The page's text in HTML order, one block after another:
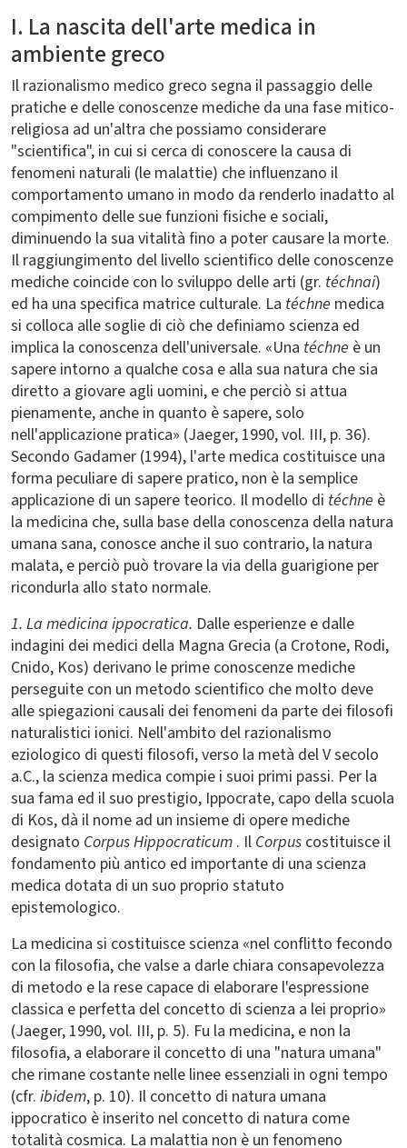
I. La nascita dell'arte medica in
ambiente greco
Il razionalismo medico greco segna il passaggio delle
pratiche e delle conoscenze mediche da una fase mitico-
religiosa ad un'altra che possiamo considerare
"scientifica", in cui si cerca di conoscere la causa di
fenomeni naturali (le malattie) che influenzano il
comportamento umano in modo da renderlo inadatto al
compimento delle sue funzioni fisiche e sociali,
diminuendo la sua vitalità fino a poter causare la morte.
Il raggiungimento del livello scientifico delle conoscenze
mediche coincide con lo sviluppo delle arti (gr. téchnai)
ed ha una specifica matrice culturale. La téchne medica
si colloca alle soglie di ciò che definiamo scienza ed
implica la conoscenza dell'universale. «Una téchne è un
sapere intorno a qualche cosa e alla sua natura che sia
diretto a giovare agli uomini, e che perciò si attua
pienamente, anche in quanto è sapere, solo
nell'applicazione pratica» (Jaeger, 1990, vol. III, p. 36).
Secondo Gadamer (1994), l'arte medica costituisce una
forma peculiare di sapere pratico, non è la semplice
applicazione di un sapere teorico. Il modello di téchne è
la medicina che, sulla base della conoscenza della natura
umana sana, conosce anche il suo contrario, la natura
malata, e perciò può trovare la via della guarigione per
ricondurla allo stato normale.
1. La medicina ippocratica. Dalle esperienze e dalle
indagini dei medici della Magna Grecia (a Crotone, Rodi,
Cnido, Kos) derivano le prime conoscenze mediche
perseguite con un metodo scientifico che molto deve
alle spiegazioni causali dei fenomeni da parte dei filosofi
naturalistici ionici. Nell'ambito del razionalismo
eziologico di questi filosofi, verso la metà del V secolo
a.C., la scienza medica compie i suoi primi passi. Per la
sua fama ed il suo prestigio, Ippocrate, capo della scuola
di Kos, dà il nome ad un insieme di opere mediche
designato Corpus Hippocraticum . Il Corpus costituisce il
fondamento più antico ed importante di una scienza
medica dotata di un suo proprio statuto
epistemologico.
La medicina si costituisce scienza «nel conflitto fecondo
con la filosofia, che valse a darle chiara consapevolezza
di metodo e la rese capace di elaborare l'espressione
classica e perfetta del concetto di scienza a lei proprio»
(Jaeger, 1990, vol. III, p. 5). Fu la medicina, e non la
filosofia, a elaborare il concetto di una "natura umana"
che rimane costante nelle linee essenziali in ogni tempo
(cfr. ibidem, p. 10). Il concetto di natura umana
ippocratico è inserito nel concetto di natura come
totalità cosmica. La malattia non è un fenomeno